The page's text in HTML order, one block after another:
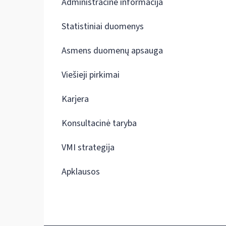
Statistiniai duomenys
Asmens duomenų apsauga
Viešieji pirkimai
Karjera
Konsultacinė taryba
VMI strategija
Apklausos